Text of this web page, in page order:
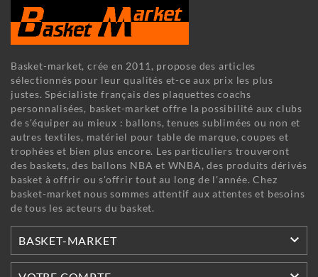
Basket-market, crée en 2011, propose des articles
sélectionnés pour leur qualités et-ce aux prix les plus
justes. Spécialiste français des plaquettes coachs
personnalisées, basket-market offre la possibilité aux clubs
de s'équiper au mieux : ballons, tenues sublimées ou non et
autres textiles, matériel pour table de marque, coupes et
trophées et bien plus encore. Les particuliers trouveront
des baskets, des ballons NBA et WNBA, des produits dérivés
basket à offrir ou s'offrir tout au long de l'année. Chez
basket-market nous sommes attentif aux attentes et besoins
de tous les acteurs du basket.
BASKET-MARKET 